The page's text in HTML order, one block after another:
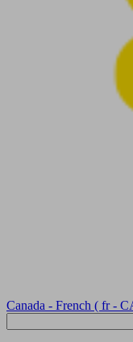
Canada - French ( fr -